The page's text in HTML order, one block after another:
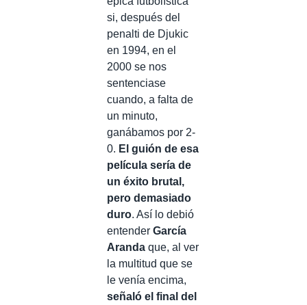
si, después del
penalti de Djukic
en 1994, en el
2000 se nos
sentenciase
cuando, a falta de
un minuto,
ganábamos por 2-
0. El guión de esa
película sería de
un éxito brutal,
pero demasiado
duro. Así lo debió
entender García
Aranda que, al ver
la multitud que se
le venía encima,
señaló el final del